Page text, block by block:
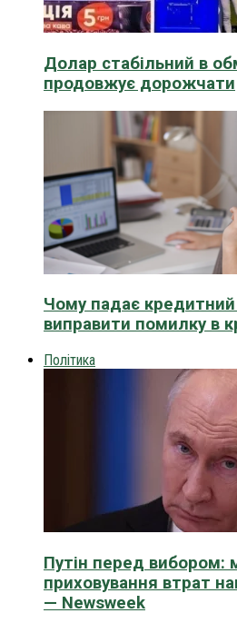
Долар стабільний в
продовжує дорожчати
Чому падає кредитний
виправити помилку в
Політика
Путін перед вибором:
приховування втрат
— Newsweek